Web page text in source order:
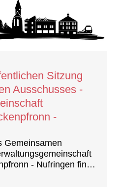
Sitzung
Ausschusses -
-
Gemeinsamen
- Nufringen findet
um 17:30 Uhr, im